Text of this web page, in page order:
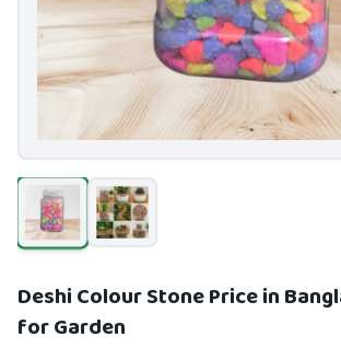
Deshi Colour Stone Price in
for Garden